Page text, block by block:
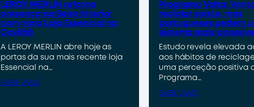
LEROY MERLIN reforça
presença na Beira Interior
com nova Loja Essencial na
Covilhã
A LEROY MERLIN abre hoje as
portas da sua mais recente loja
Essencial na…
SABE MAIS
Programa Volta:
reciclar existe, mas
portugueses pedem
sistema mais
Estudo revela elevada
aos hábitos de
uma perceção positiva
Programa…
SABE MAIS